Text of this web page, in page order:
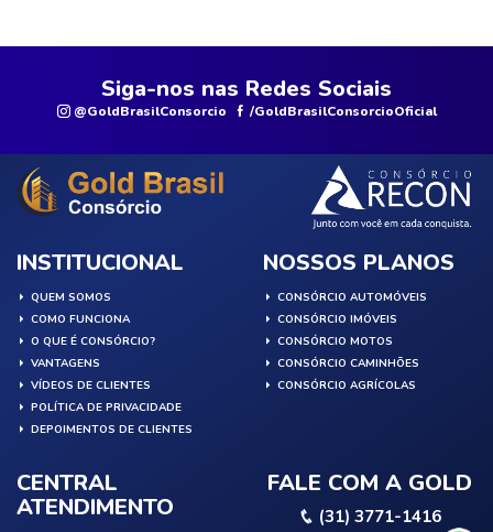
Siga-nos nas Redes Sociais
@GoldBrasilConsorcio /GoldBrasilConsorcioOficial
INSTITUCIONAL
QUEM SOMOS
COMO FUNCIONA
O QUE É CONSÓRCIO?
VANTAGENS
VÍDEOS DE CLIENTES
POLÍTICA DE PRIVACIDADE
DEPOIMENTOS DE CLIENTES
NOSSOS PLANOS
CONSÓRCIO AUTOMÓVEIS
CONSÓRCIO IMÓVEIS
CONSÓRCIO MOTOS
CONSÓRCIO CAMINHÕES
CONSÓRCIO AGRÍCOLAS
CENTRAL
ATENDIMENTO
FALE COM A GOLD
(31) 3771-1416